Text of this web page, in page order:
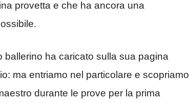
provetta e che ha ancora una
ballerino ha caricato sulla sua pagina
ma entriamo nel particolare e scopriamo
durante le prove per la prima